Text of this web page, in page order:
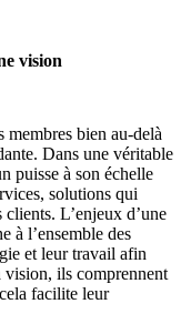
vision
membres bien au-delà
Dans une véritable
puisse à son échelle
solutions qui
L’enjeux d’une
à l’ensemble des
et leur travail afin
vision, ils comprennent
facilite leur